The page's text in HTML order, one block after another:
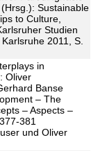
Sustainable
to Culture,
Studien
2011, S.
in
Oliver
Banse
– The
– Aspects –
381
und Oliver